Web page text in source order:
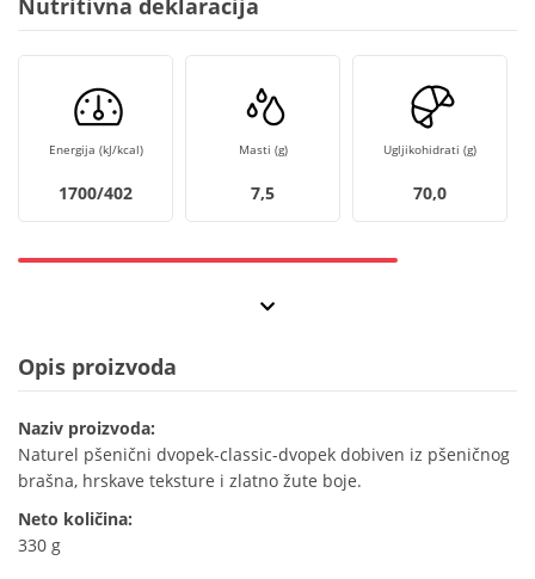
Nutritivna deklaracija
Energija (kJ/kcal)
1700/402
Masti (g)
7,5
Ugljikohidrati (g)
70,0
Opis proizvoda
Naziv proizvoda:
Naturel pšenični dvopek-classic-dvopek dobiven iz pšeničnog
brašna, hrskave teksture i zlatno žute boje.
Neto količina:
330 g